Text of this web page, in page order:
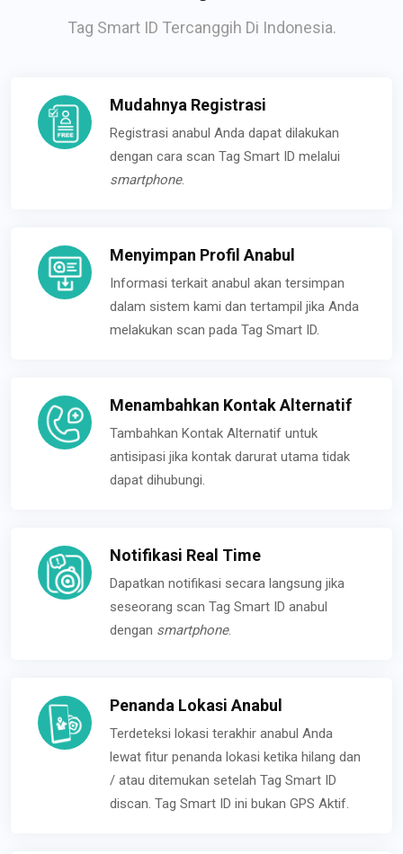
Tag Smart ID Tercanggih Di Indonesia.
Mudahnya Registrasi
Registrasi anabul Anda dapat dilakukan
dengan cara scan Tag Smart ID melalui
smartphone.
Menyimpan Profil Anabul
Informasi terkait anabul akan tersimpan
dalam sistem kami dan tertampil jika Anda
melakukan scan pada Tag Smart ID.
Menambahkan Kontak Alternatif
Tambahkan Kontak Alternatif untuk
antisipasi jika kontak darurat utama tidak
dapat dihubungi.
Notifikasi Real Time
Dapatkan notifikasi secara langsung jika
seseorang scan Tag Smart ID anabul
dengan smartphone.
Penanda Lokasi Anabul
Terdeteksi lokasi terakhir anabul Anda
lewat fitur penanda lokasi ketika hilang dan
/ atau ditemukan setelah Tag Smart ID
discan. Tag Smart ID ini bukan GPS Aktif.